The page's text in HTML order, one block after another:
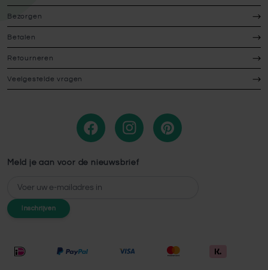
Bezorgen
Betalen
Retourneren
Veelgestelde vragen
Meld je aan voor de nieuwsbrief
E-mailadres
Inschrijven